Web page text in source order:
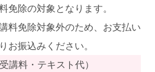
免除の対象となります。
料免除対象外のため、お支払い
お振込みください。
講料・テキスト代）